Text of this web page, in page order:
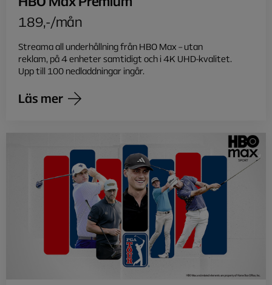
189,-/mån
Streama all underhållning från HBO Max – utan
reklam, på 4 enheter samtidigt och i 4K UHD-kvalitet.
Upp till 100 nedladdningar ingår.
Läs mer